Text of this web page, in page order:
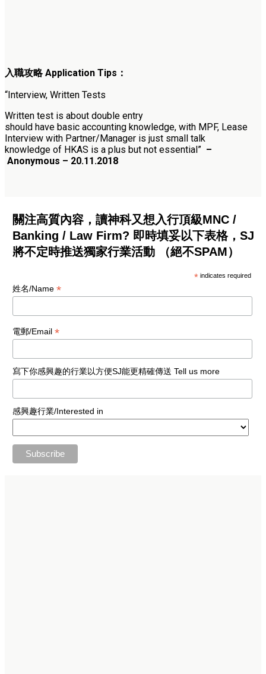
入職攻略 Application Tips：
“Interview, Written Tests
Written test is about double entry
should have basic accounting knowledge, with MPF, Lease
Interview with Partner/Manager is just small talk
knowledge of HKAS is a plus but not essential” –
Anonymous – 20.11.2018
關注高質內容，讀神科又想入行頂級MNC /
Banking / Law Firm? 即時填妥以下表格，SJ
將不定時推送獨家行業活動 （絕不SPAM）
* indicates required
姓名/Name *
電郵/Email *
寫下你感興趣的行業以方便SJ能更精確傳送 Tell us more
感興趣行業/Interested in